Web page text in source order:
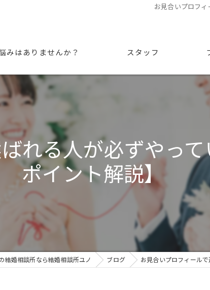
お見合いプロフ
みはありませんか？ スタッフ
れる人が必ずやっ
ポイント解説】
結婚相談所なら結婚相談所ユノ ブログ お見合いプロフィール